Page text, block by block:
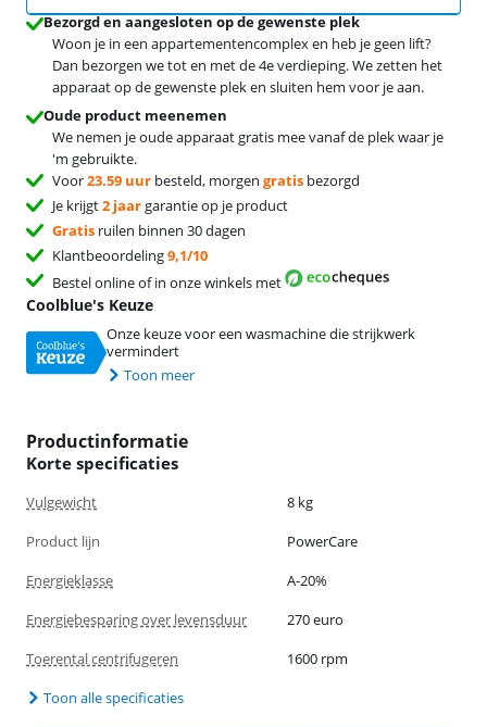
Bezorgd en aangesloten op de gewenste plek
Woon je in een appartementencomplex en heb je geen lift?
Dan bezorgen we tot en met de 4e verdieping. We zetten het
apparaat op de gewenste plek en sluiten hem voor je aan.
Oude product meenemen
We nemen je oude apparaat gratis mee vanaf de plek waar je
'm gebruikte.
Voor23.59 uur besteld, morgen gratis bezorgd
Je krijgt2 jaargarantie op je product
Gratis ruilen binnen 30 dagen
Klantbeoordeling9,1/10
Bestel online of in onze winkels met
Coolblue's Keuze
Onze keuze voor een wasmachine die strijkwerk
vermindert
Toon meer
Productinformatie
Korte specificaties
Vulgewicht
8 kg
Product lijn
PowerCare
Energieklasse
A-20%
Energiebesparing over levensduur
270 euro
Toerental centrifugeren
1600 rpm
Toon alle specificaties